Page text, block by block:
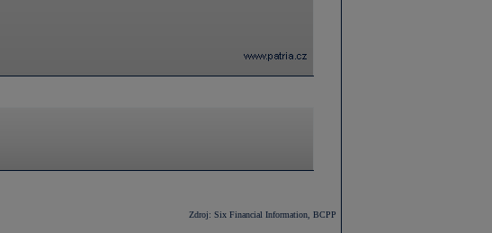
Zdroj: Six Financial Information, BCPP